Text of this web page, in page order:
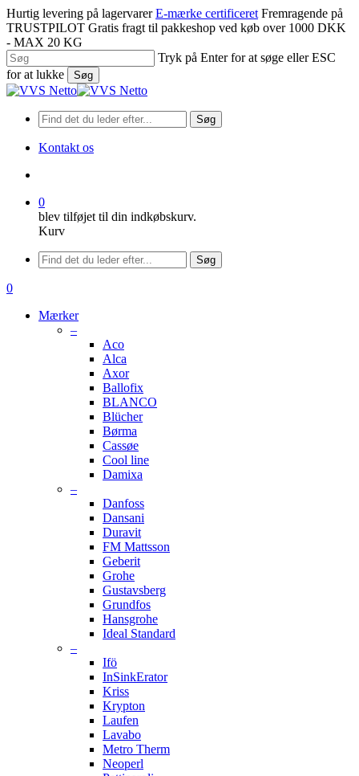
Spring
til
hovedindhold
Hurtig levering på lagervarer E-mærke certificeret Fremragende på
TRUSTPILOT Gratis fragt til pakkeshop ved køb over 1000 DKK
- MAX 20 KG
Tryk på Enter for at søge eller ESC
for at lukke
Søg
Luk
Søg
Kontakt os
0
blev tilføjet til din indkøbskurv.
Kurv
Menu
Søg
søge
0
Mærker
–
Aco
Alca
Axor
Ballofix
BLANCO
Blücher
Børma
Cassøe
Cool line
Damixa
–
Danfoss
Dansani
Duravit
FM Mattsson
Geberit
Grohe
Gustavsberg
Grundfos
Hansgrohe
Ideal Standard
–
Ifö
InSinkErator
Kriss
Krypton
Laufen
Lavabo
Metro Therm
Neoperl